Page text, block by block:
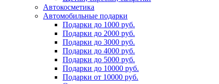
Автокосметика
Автомобильные подарки
Подарки до 1000 руб.
Подарки до 2000 руб.
Подарки до 3000 руб.
Подарки до 4000 руб.
Подарки до 5000 руб.
Подарки до 10000 руб.
Подарки от 10000 руб.